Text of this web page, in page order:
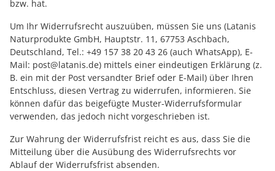
bzw. hat.
Um Ihr Widerrufsrecht auszuüben, müssen Sie uns (Latanis
Naturprodukte GmbH, Hauptstr. 11, 67753 Aschbach,
Deutschland, Tel.: +49 157 38 20 43 26 (auch WhatsApp), E-
Mail: post@latanis.de) mittels einer eindeutigen Erklärung (z.
B. ein mit der Post versandter Brief oder E-Mail) über Ihren
Entschluss, diesen Vertrag zu widerrufen, informieren. Sie
können dafür das beigefügte Muster-Widerrufsformular
verwenden, das jedoch nicht vorgeschrieben ist.
Zur Wahrung der Widerrufsfrist reicht es aus, dass Sie die
Mitteilung über die Ausübung des Widerrufsrechts vor
Ablauf der Widerrufsfrist absenden.